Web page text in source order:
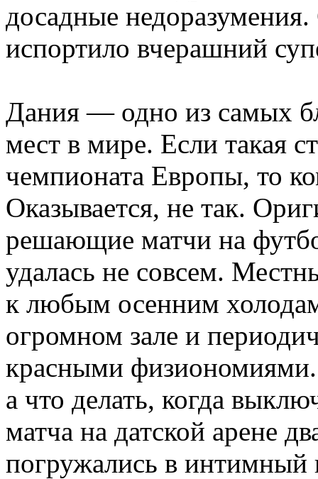
досадные
испортило вчерашний
Дания — одно из самых
мест в мире. Если такая
чемпионата Европы, то
Оказывается, не так.
решающие матчи на
удалась не совсем.
к любым осенним
огромном зале и
красными
а что делать, когда
матча на датской арене
погружались в